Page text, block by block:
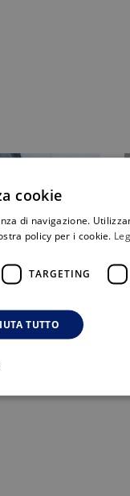
cookie
di navigazione.
policy per i cookie.
TARGETING
TUTTO